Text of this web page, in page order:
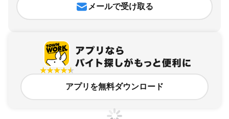
メールで受け取る
アプリを無料ダウンロード